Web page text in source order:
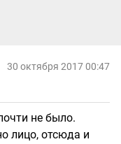
30 октября 2017 00:47
не было.
лицо, отсюда и